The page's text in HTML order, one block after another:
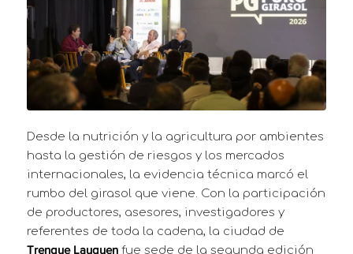
Desde la nutrición y la agricultura por ambientes
hasta la gestión de riesgos y los mercados
internacionales, la evidencia técnica marcó el
rumbo del girasol que viene. Con la participación
de productores, asesores, investigadores y
referentes de toda la cadena, la ciudad de
Trenque Lauquenfue sede de la segunda edición